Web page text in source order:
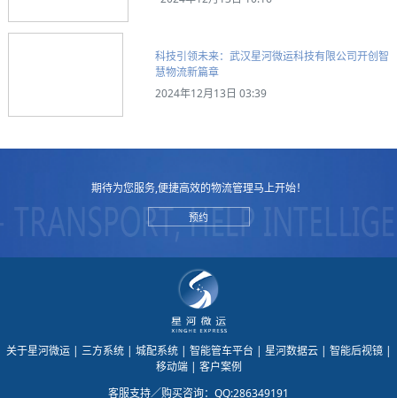
科技引领未来：武汉星河微运科技有限公司开创智
慧物流新篇章
2024年12月13日 03:39
期待为您服务,便捷高效的物流管理马上开始！
预约
关于星河微运 | 三方系统 | 城配系统 | 智能管车平台 | 星河数据云 | 智能后视镜 |
移动端 | 客户案例
客服支持／购买咨询：QQ:286349191